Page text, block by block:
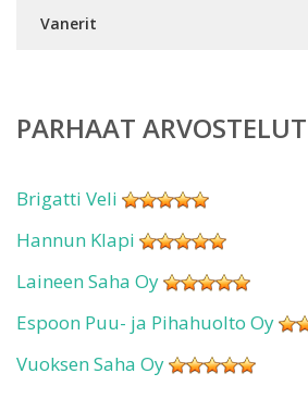
Vanerit
PARHAAT ARVOSTELUT
Brigatti Veli
Hannun Klapi
Laineen Saha Oy
Espoon Puu- ja Pihahuolto Oy
Vuoksen Saha Oy